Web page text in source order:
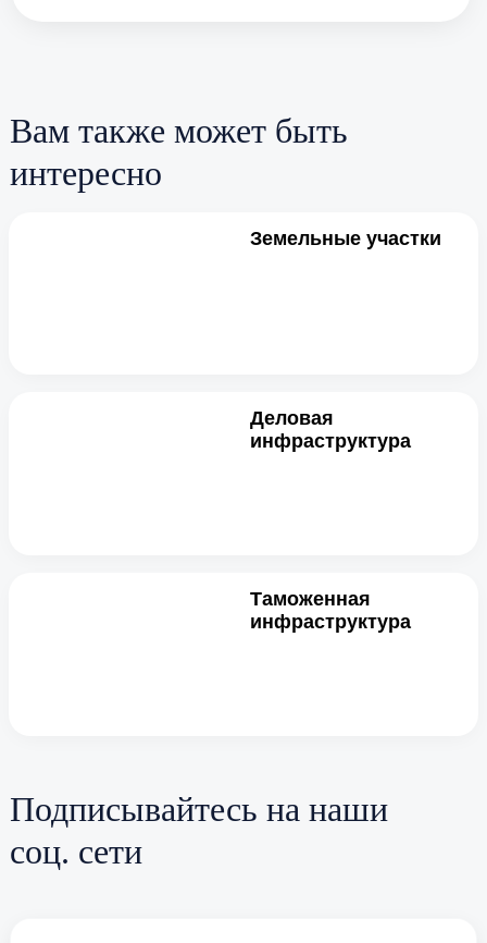
Вам также может быть
интересно
Земельные участки
Деловая
инфраструктура
Таможенная
инфраструктура
Подписывайтесь на наши
соц. сети